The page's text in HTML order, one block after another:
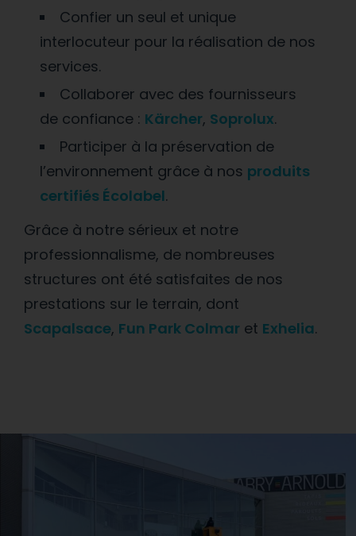
Confier un seul et unique
interlocuteur pour la réalisation de nos
services.
Collaborer avec des fournisseurs
de confiance : Kärcher, Soprolux.
Participer à la préservation de
l’environnement grâce à nos produits
certifiés Écolabel.
Grâce à notre sérieux et notre
professionnalisme, de nombreuses
structures ont été satisfaites de nos
prestations sur le terrain, dont
Scapalsace, Fun Park Colmar et Exhelia.